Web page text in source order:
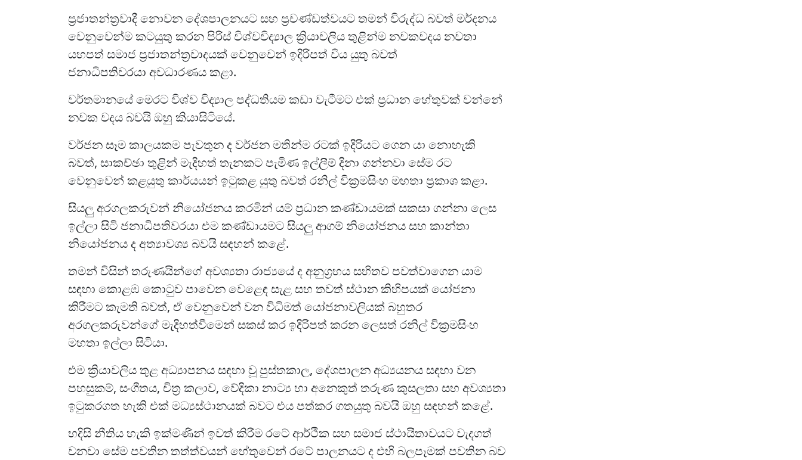
ප්‍රජාතන්ත්‍රවාදී නොවන දේශපාලනයට සහ ප්‍රචණ්ඩත්වයට තමන් විරුද්ධ බවත් මර්දනය
වෙනුවෙන්ම කටයුතු කරන පිරිස් විශ්වවිද්‍යාල ක්‍රියාවලිය තුළින්ම නවකවදය නවතා
යහපත් සමාජ ප්‍රජාතන්ත්‍රවාදයක් වෙනුවෙන් ඉදිරිපත් විය යුතු බවත්
ජනාධිපතිවරයා අවධාරණය කළා.
වර්තමානයේ මෙරට විශ්ව විද්‍යාල පද්ධතියම කඩා වැටීමට එක් ප්‍රධාන හේතුවක් වන්නේ
නවක වදය බවයි ඔහු කියාසිටියේ.
වර්ජන සෑම කාලයකම පැවතුන ද වර්ජන මතින්ම රටක් ඉදිරියට ගෙන යා නොහැකි
බවත්, සාකච්ඡා තුළින් මැදිහත් තැනකට පැමිණ ඉල්ලීම් දිනා ගන්නවා සේම රට
වෙනුවෙන් කළයුතු කාර්යයන් ඉටුකළ යුතු බවත් රනිල් වික්‍රමසිංහ මහතා ප්‍රකාශ කළා.
සියලු අරගලකරුවන් නියෝජනය කරමින් යම් ප්‍රධාන කණ්ඩායමක් සකසා ගන්නා ලෙස
ඉල්ලා සිටි ජනාධිපතිවරයා එම කණ්ඩායමට සියලු ආගම් නියෝජනය සහ කාන්තා
නියෝජනය ද අත්‍යාවශ්‍ය බවයි සඳහන් කළේ.
තමන් විසින් තරුණයින්ගේ අවශ්‍යතා රාජ්‍යයේ ද අනුග්‍රහය සහිතව පවත්වාගෙන යාම
සඳහා කොළඹ කොටුව පාවෙන වෙළෙඳ සැළ සහ තවත් ස්ථාන කිහිපයක් යෝජනා
කිරීමට කැමති බවත්, ඒ වෙනුවෙන් වන විධිමත් යෝජනාවලියක් බහුතර
අරගලකරුවන්ගේ මැදිහත්වීමෙන් සකස් කර ඉදිරිපත් කරන ලෙසත් රනිල් වික්‍රමසිංහ
මහතා ඉල්ලා සිටියා.
එම ක්‍රියාවලිය තුළ අධ්‍යාපනය සඳහා වූ පුස්තකාල, දේශපාලන අධ්‍යයනය සඳහා වන
පහසුකම්, සංගීතය, චිත්‍ර කලාව, වේදිකා නාට්‍ය හා අනෙකුත් තරුණ කුසලතා සහ අවශ්‍යතා
ඉටුකරගත හැකි එක් මධ්‍යස්ථානයක් බවට එය පත්කර ගතයුතු බවයි ඔහු සඳහන් කළේ.
හදිසි නීතිය හැකි ඉක්මණින් ඉවත් කිරීම රටේ ආර්ථික සහ සමාජ ස්ථායීතාවයට වැදගත්
වනවා සේම පවතින තත්ත්වයන් හේතුවෙන් රටේ පාලනයට ද එහි බලපෑමක් පවතින බව